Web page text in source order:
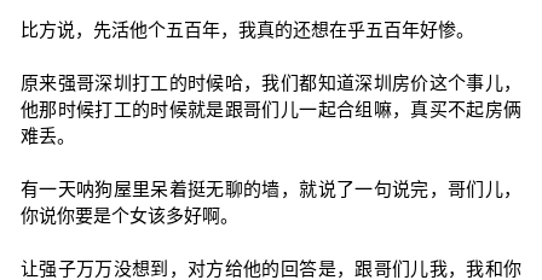
比方说，先活他个五百年，我真的还想在乎五百年好惨。
原来强哥深圳打工的时候哈，我们都知道深圳房价这个事儿，
他那时候打工的时候就是跟哥们儿一起合组嘛，真买不起房俩
难丢。
有一天呐狗屋里呆着挺无聊的墙，就说了一句说完，哥们儿，
你说你要是个女该多好啊。
让强子万万没想到，对方给他的回答是，跟哥们儿我，我和你